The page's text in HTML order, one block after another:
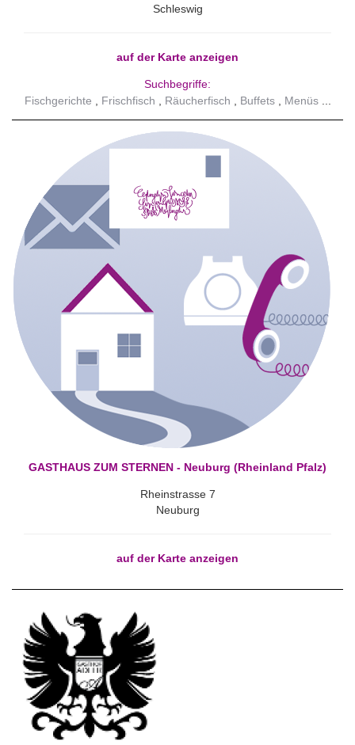
Schleswig
auf der Karte anzeigen
Suchbegriffe:
Fischgerichte
Frischfisch Räucherfisch Buffets Menüs
GASTHAUS ZUM STERNEN - Neuburg (Rheinland Pfalz)
Rheinstrasse 7
Neuburg
auf der Karte anzeigen